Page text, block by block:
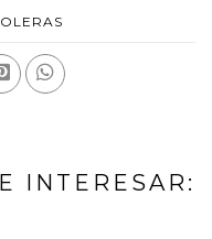
INTERESAR: